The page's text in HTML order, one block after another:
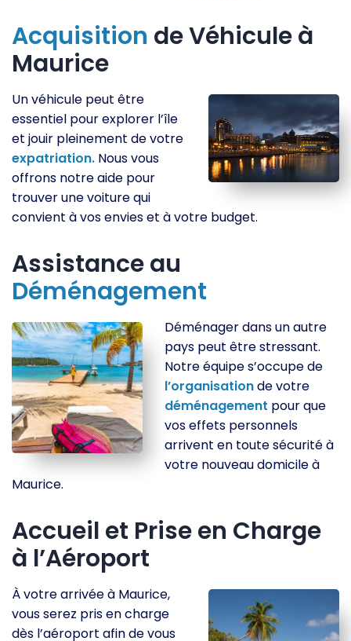
Acquisition de Véhicule à
Maurice
Un véhicule peut être
essentiel pour explorer l’île
et jouir pleinement de votre
expatriation. Nous vous
offrons notre aide pour
trouver une voiture qui
convient à vos envies et à votre budget.
Assistance au
Déménagement
Déménager dans un autre
pays peut être stressant.
Notre équipe s’occupe de
l’organisationde votre
déménagement pour que
vos effets personnels
arrivent en toute sécurité à
votre nouveau domicile à
Maurice.
Accueil et Prise en Charge
à l’Aéroport
À votre arrivée à Maurice,
vous serez pris en charge
dès l’aéroport afin de vous